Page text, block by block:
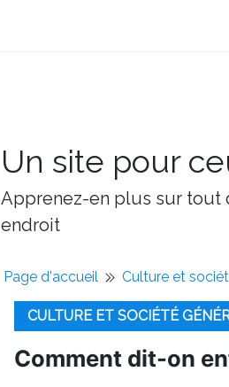
Un site pour
Apprenez-en plus sur tout
endroit
Page d'accueil Culture et
CULTURE ET SOCIÉTÉ
Comment dit-on